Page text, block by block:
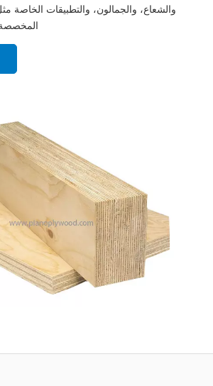
والشعاع، والجمالون، والتطبيقات الخاصة
المخصصة